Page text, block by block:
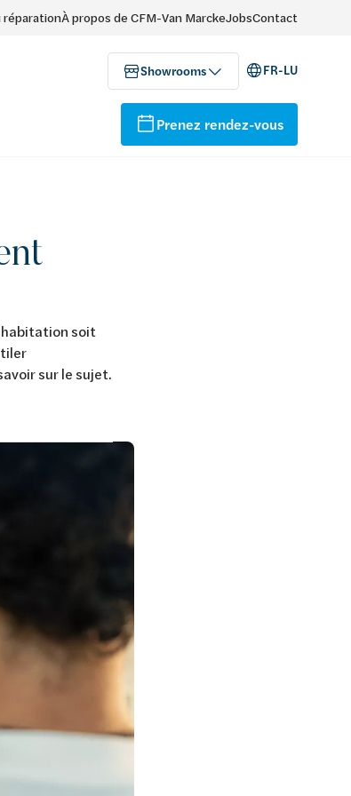
À propos de CFM-Van MarckeJobsContact
Showrooms FR-LU
Prenez rendez-vous
habitation soit
sur le sujet.